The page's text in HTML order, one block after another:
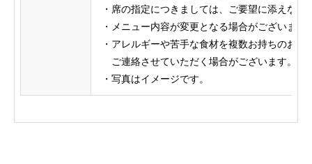
・席の指定につきましては、ご要望に添えない
・メニュー内容が変更となる場合がございま
・アレルギーや苦手な食材を複数お持
ご連絡させていただく場合がございます。
・写真はイメージです。